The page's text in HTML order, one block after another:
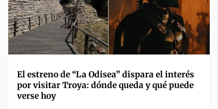
El estreno de “La Odisea” dispara el interés
por visitar Troya: dónde queda y qué puede
verse hoy